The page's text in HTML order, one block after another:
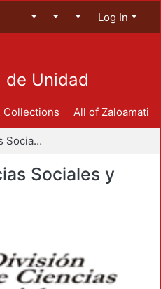
Log In
de Unidad
Collections All of Zaloamati
División de Ciencias Sociales y Humanidades
Sociales y